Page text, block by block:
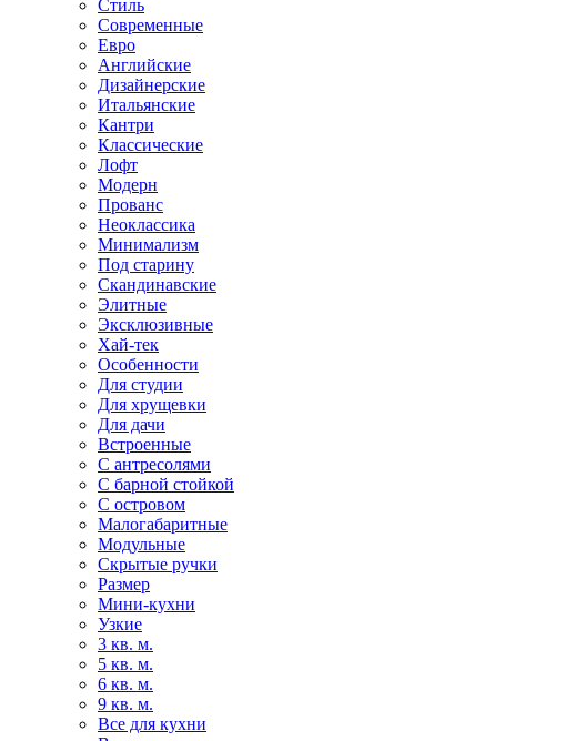
Стиль
Современные
Евро
Английские
Дизайнерские
Итальянские
Кантри
Классические
Лофт
Модерн
Прованс
Неоклассика
Минимализм
Под старину
Скандинавские
Элитные
Эксклюзивные
Хай-тек
Особенности
Для студии
Для хрущевки
Для дачи
Встроенные
С антресолями
С барной стойкой
С островом
Малогабаритные
Модульные
Скрытые ручки
Размер
Мини-кухни
Узкие
3 кв. м.
5 кв. м.
6 кв. м.
9 кв. м.
Все для кухни